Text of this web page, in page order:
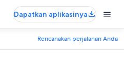
Dapatkan aplikasinya
Rencanakan perjalanan Anda